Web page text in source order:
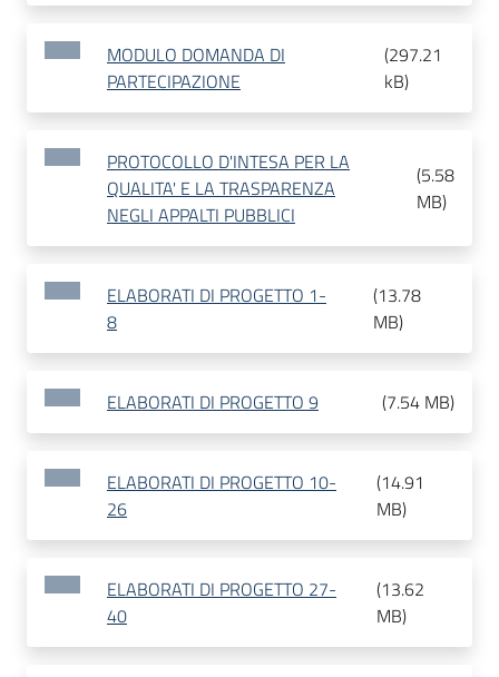
MODULO DOMANDA DI
PARTECIPAZIONE
(297.21
kB)
PROTOCOLLO D'INTESA PER LA
QUALITA' E LA TRASPARENZA
NEGLI APPALTI PUBBLICI
(5.58
MB)
ELABORATI DI PROGETTO 1-
8
(13.78
MB)
ELABORATI DI PROGETTO 9 (7.54 MB)
ELABORATI DI PROGETTO 10-
26
(14.91
MB)
ELABORATI DI PROGETTO 27-
40
(13.62
MB)